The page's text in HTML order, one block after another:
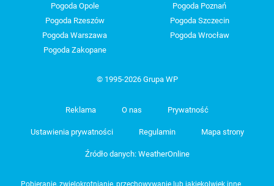
Pogoda Opole
Pogoda Poznań
Pogoda Rzeszów
Pogoda Szczecin
Pogoda Warszawa
Pogoda Wrocław
Pogoda Zakopane
© 1995-2026 Grupa WP
Reklama O nas Prywatność
Ustawienia prywatności Regulamin Mapa strony
Źródło danych: WeatherOnline
Pobieranie, zwielokrotnianie, przechowywanie lub jakiekolwiek inne